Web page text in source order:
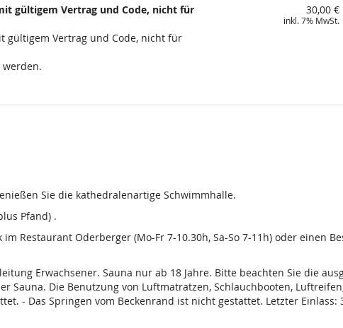
gültigem Vertrag und Code, nicht für
Vertrag und Code, nicht für
werden.
30,00 €
inkl. 7% MwSt.
Sie die kathedralenartige Schwimmhalle.
Pfand) .
Restaurant Oderberger (Mo-Fr 7-10.30h, Sa-So 7-11h) oder einen
Erwachsener. Sauna nur ab 18 Jahre. Bitte beachten Sie die
Sauna. Die Benutzung von Luftmatratzen, Schlauchbooten,
- Das Springen vom Beckenrand ist nicht gestattet. Letzter Einlass: